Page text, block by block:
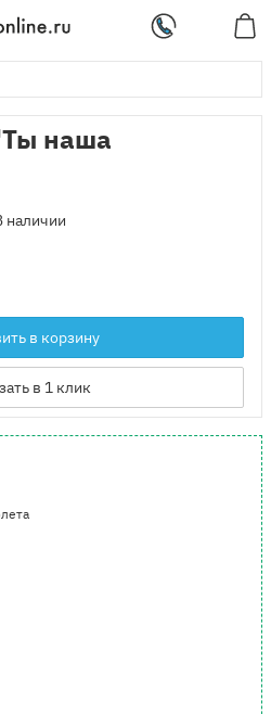
наша
наличии
в корзину
в 1 клик